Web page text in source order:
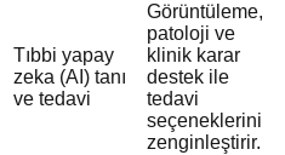
Tıbbi yapay
zeka (AI) tanı
ve tedavi
Görüntüleme,
patoloji ve
klinik karar
destek ile
tedavi
seçeneklerini
zenginleştirir.